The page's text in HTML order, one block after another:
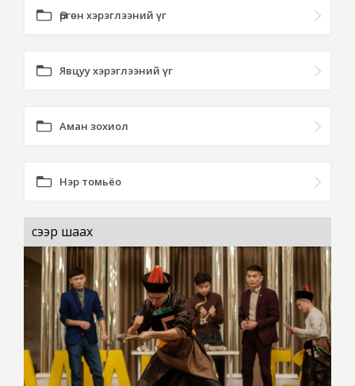
Өргөн хэрэглээний үг
Явцуу хэрэглээний үг
Аман зохиол
Нэр томьёо
сээр шаах